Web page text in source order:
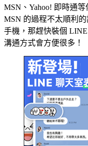
MSN、Yahoo! 即時通
MSN 的過程不太順利
手機，那趕快裝個
溝通方式會方便很多！